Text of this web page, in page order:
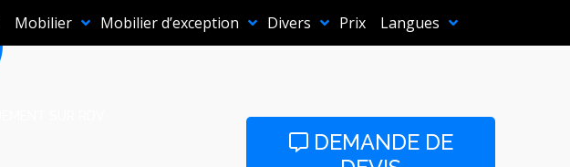
Mobilier Mobilier d’exception Divers Prix Langues
DEMANDE DE